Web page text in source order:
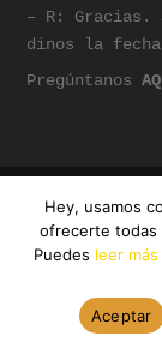
– R: Gracias.
dinos la
Pregúntanos
Hey, usamos
ofrecerte todas
Puedes leer más
Aceptar